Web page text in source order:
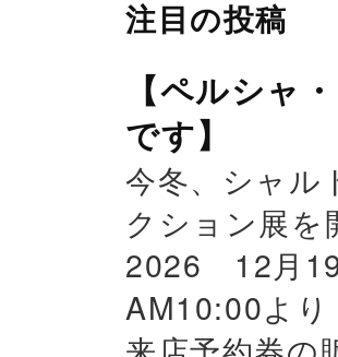
注目の投稿
【ペルシャ
です】
今冬、シャル
クション展
2026 12月19
AM10:00よ